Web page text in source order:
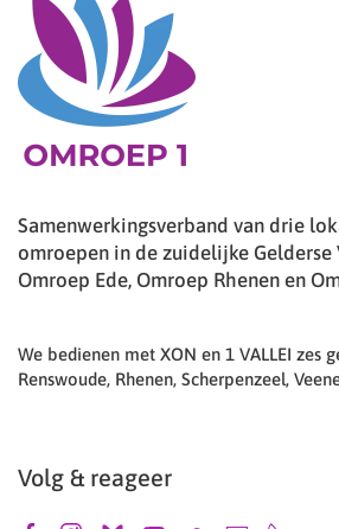
Samenwerkingsverband van drie
omroepen in de zuidelijke Gelderse
Omroep Ede, Omroep Rhenen en
We bedienen met XON en 1 VALLEI zes
Renswoude, Rhenen, Scherpenzeel,
Volg & reageer